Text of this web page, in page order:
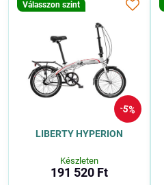
5%
Válasszon szint
LIBERTY HYPERION
Készleten
191 520 Ft